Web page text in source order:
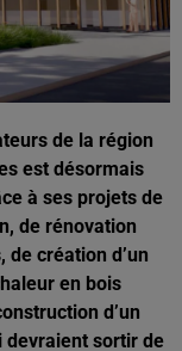
de la région
est désormais
à ses projets de
de rénovation
création d’un
en bois
d’un
devraient sortir de